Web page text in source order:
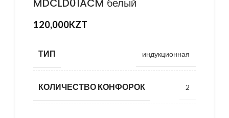
MDCLD01ACM белый
120,000KZT
ТИП индукционная
КОЛИЧЕСТВО КОНФОРОК 2